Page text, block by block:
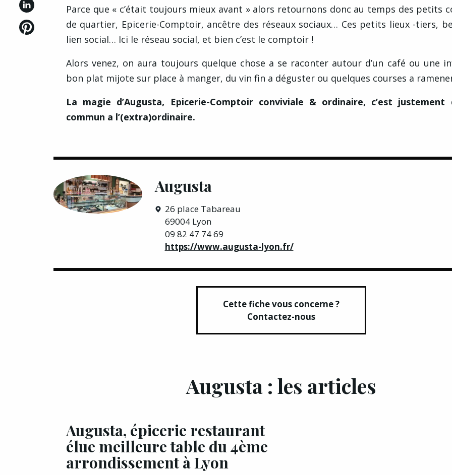
Parce que « c’était toujours mieux avant » alors retournons donc au temps des petits
de quartier, Epicerie-Comptoir, ancêtre des réseaux sociaux… Ces petits lieux -tiers,
lien social… Ici le réseau social, et bien c’est le comptoir !
Alors venez, on aura toujours quelque chose a se raconter autour d’un café ou une
bon plat mijote sur place à manger, du vin fin a déguster ou quelques courses a
La magie d’Augusta, Epicerie-Comptoir conviviale & ordinaire, c’est
commun a l’(extra)ordinaire.
Augusta
26 place Tabareau
69004 Lyon
09 82 47 74 69
https://www.augusta-lyon.fr/
Cette fiche vous concerne ?
Contactez-nous
Augusta : les articles
Augusta, épicerie restaurant
élue meilleure table du 4ème
arrondissement à Lyon